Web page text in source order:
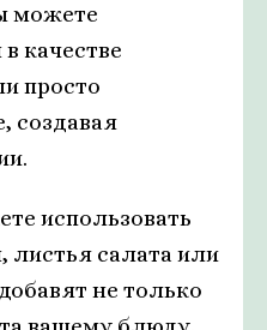
можете
качестве
просто
создавая
использовать
листья салата или
не только